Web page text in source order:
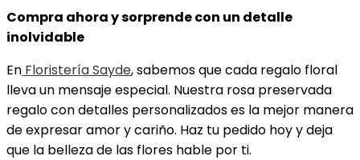
Compra ahora y sorprende con un detalle
inolvidable
En Floristería Sayde, sabemos que cada regalo floral
lleva un mensaje especial. Nuestra rosa preservada
regalo con detalles personalizados es la mejor manera
de expresar amor y cariño. Haz tu pedido hoy y deja
que la belleza de las flores hable por ti.